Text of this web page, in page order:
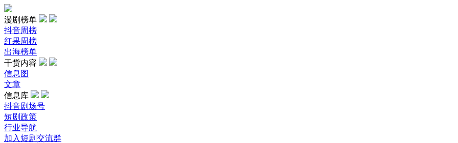
漫剧榜单
抖音周榜
红果周榜
出海榜单
干货内容
信息图
文章
信息库
抖音剧场号
短剧政策
行业导航
加入短剧交流群